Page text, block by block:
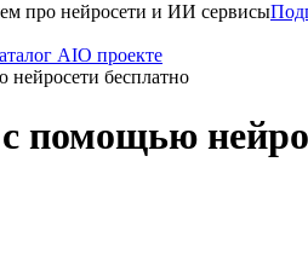
про нейросети и ИИ сервисы
AIО проекте
нейросети бесплатно
помощью